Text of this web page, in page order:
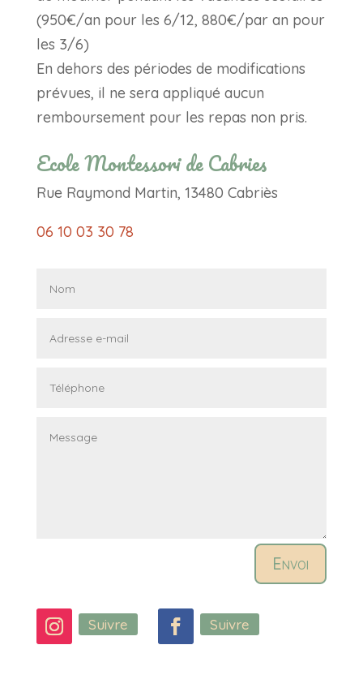
(950€/an pour les 6/12, 880€/par an pour
les 3/6)
En dehors des périodes de modifications
prévues, il ne sera appliqué aucun
remboursement pour les repas non pris.
Ecole Montessori de Cabries
Rue Raymond Martin, 13480 Cabriès
06 10 03 30 78
Envoi
Suivre Suivre